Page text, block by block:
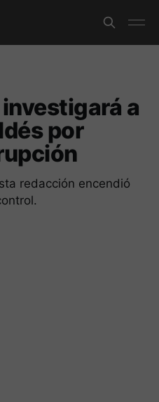
a
por
redacción encendió